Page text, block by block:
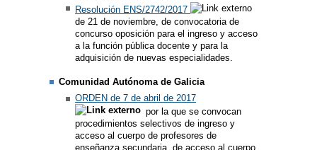
Resolución ENS/2742/2017
de 21 de noviembre, de convocatoria de
concurso oposición para el ingreso y acceso
a la función pública docente y para la
adquisición de nuevas especialidades.
Comunidad Autónoma de Galicia
ORDEN de 7 de abril de 2017
por la que se convocan
procedimientos selectivos de ingreso y
acceso al cuerpo de profesores de
enseñanza secundaria, de acceso al cuerpo